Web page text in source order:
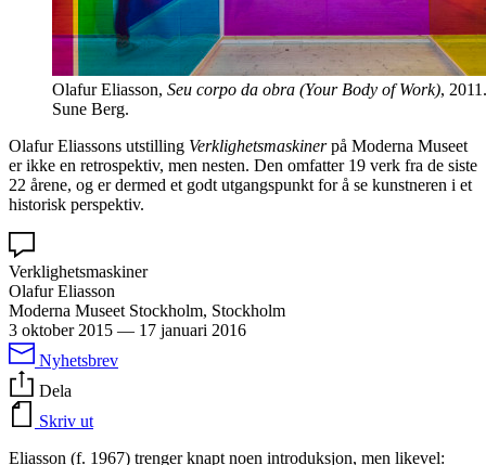
Olafur Eliasson, Seu corpo da obra (Your Body of Work),
Sune Berg.
Olafur Eliassons utstilling Verklighetsmaskinerpå Moderna Museet
er ikke en retrospektiv, men nesten. Den omfatter 19 verk fra de siste
22 årene, og er dermed et godt utgangspunkt for å se kunstneren i et
historisk perspektiv.
Verklighetsmaskiner
Olafur Eliasson
Moderna Museet Stockholm, Stockholm
3 oktober 2015 — 17 januari 2016
Nyhetsbrev
Dela
Skriv ut
Eliasson (f. 1967) trenger knapt noen introduksjon, men likevel: